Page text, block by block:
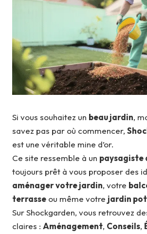
Si vous souhaitez un beau jardin,
savez pas par où commencer,
est une véritable mine d’or.
Ce site ressemble à un paysagiste
toujours prêt à vous proposer des
aménager votre jardin, votre
terrasse ou même votre jardin
Sur Shockgarden, vous retrouvez
claires : Aménagement, Conseils,